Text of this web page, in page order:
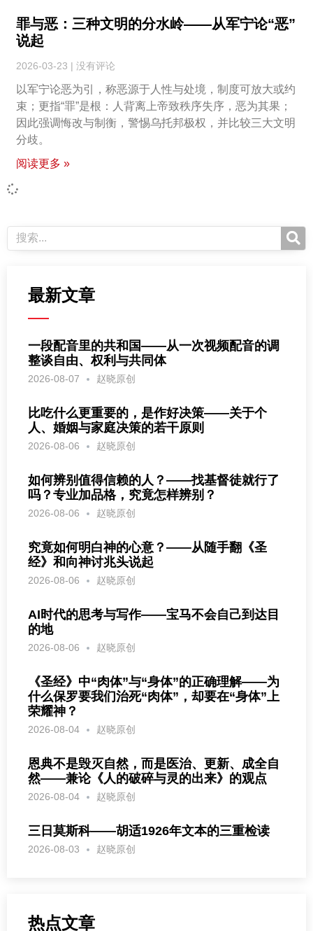
罪与恶：三种文明的分水岭——从军宁论“恶”
说起
2026-03-23 没有评论
以军宁论恶为引，称恶源于人性与处境，制度可放大或约
束；更指“罪”是根：人背离上帝致秩序失序，恶为其果；
因此强调悔改与制衡，警惕乌托邦极权，并比较三大文明
分歧。
阅读更多 »
最新文章
一段配音里的共和国——从一次视频配音的调
整谈自由、权利与共同体
2026-08-07 赵晓原创
比吃什么更重要的，是作好决策——关于个
人、婚姻与家庭决策的若干原则
2026-08-06 赵晓原创
如何辨别值得信赖的人？——找基督徒就行了
吗？专业加品格，究竟怎样辨别？
2026-08-06 赵晓原创
究竟如何明白神的心意？——从随手翻《圣
经》和向神讨兆头说起
2026-08-06 赵晓原创
AI时代的思考与写作——宝马不会自己到达目
的地
2026-08-06 赵晓原创
《圣经》中“肉体”与“身体”的正确理解——为
什么保罗要我们治死“肉体”，却要在“身体”上
荣耀神？
2026-08-04 赵晓原创
恩典不是毁灭自然，而是医治、更新、成全自
然——兼论《人的破碎与灵的出来》的观点
2026-08-04 赵晓原创
三日莫斯科——胡适1926年文本的三重检读
2026-08-03 赵晓原创
热点文章